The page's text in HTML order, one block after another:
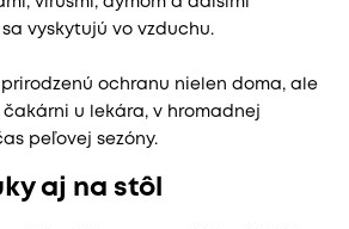
vyskytujú vo vzduchu.
ochranu nielen doma, ale
u lekára, v hromadnej
peľovej sezóny.
aj na stôl